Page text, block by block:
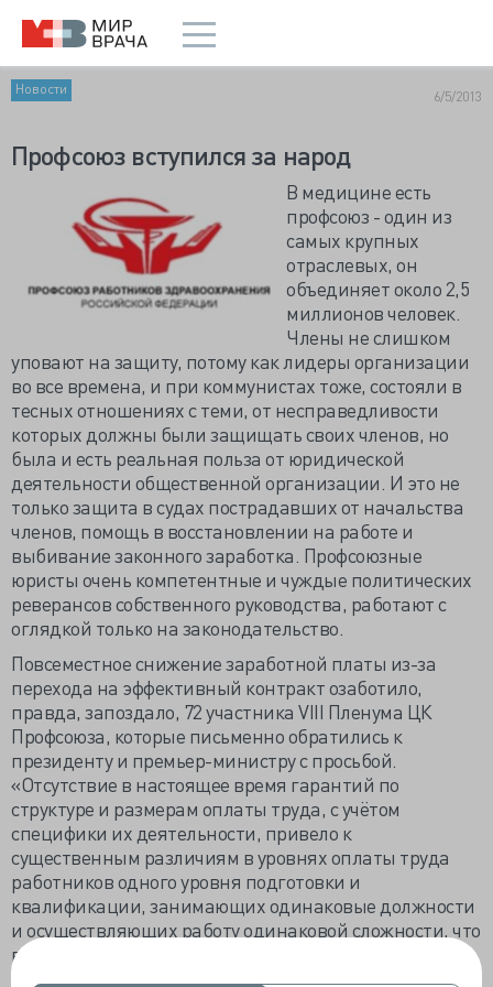
Новости 6/5/2013
Профсоюз вступился за народ
В медицине есть
профсоюз - один из
самых крупных
отраслевых, он
объединяет около 2,5
миллионов человек.
Члены не слишком
уповают на защиту, потому как лидеры организации
во все времена, и при коммунистах тоже, состояли в
тесных отношениях с теми, от несправедливости
которых должны были защищать своих членов, но
была и есть реальная польза от юридической
деятельности общественной организации. И это не
только защита в судах пострадавших от начальства
членов, помощь в восстановлении на работе и
выбивание законного заработка. Профсоюзные
юристы очень компетентные и чуждые политических
реверансов собственного руководства, работают с
оглядкой только на законодательство.
Повсеместное снижение заработной платы из-за
перехода на эффективный контракт озаботило,
правда, запоздало, 72 участника VIII Пленума ЦК
Профсоюза, которые письменно обратились к
президенту и премьер-министру с просьбой.
«Отсутствие в настоящее время гарантий по
структуре и размерам оплаты труда, с учётом
специфики их деятельности, привело к
существенным различиям в уровнях оплаты труда
работников одного уровня подготовки и
квалификации, занимающих одинаковые должности
и осуществляющих работу одинаковой сложности, что
вызывает обострение проблемы закрепления
специалистов на местах».